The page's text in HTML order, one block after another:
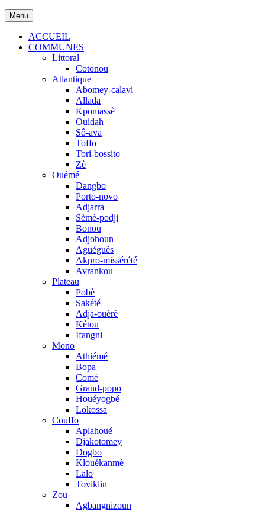
Menu
ACCUEIL
COMMUNES
Littoral
Cotonou
Atlantique
Abomey-calavi
Allada
Kpomassè
Ouidah
Sô-ava
Toffo
Tori-bossito
Zè
Ouémé
Dangbo
Porto-novo
Adjarra
Sèmè-podji
Bonou
Adjohoun
Aguégués
Akpro-missérété
Avrankou
Plateau
Pobè
Sakété
Adja-ouèrè
Kétou
Ifangni
Mono
Athiémé
Bopa
Comè
Grand-popo
Houéyogbé
Lokossa
Couffo
Aplahoué
Djakotomey
Dogbo
Klouékanmè
Lalo
Toviklin
Zou
Agbangnizoun